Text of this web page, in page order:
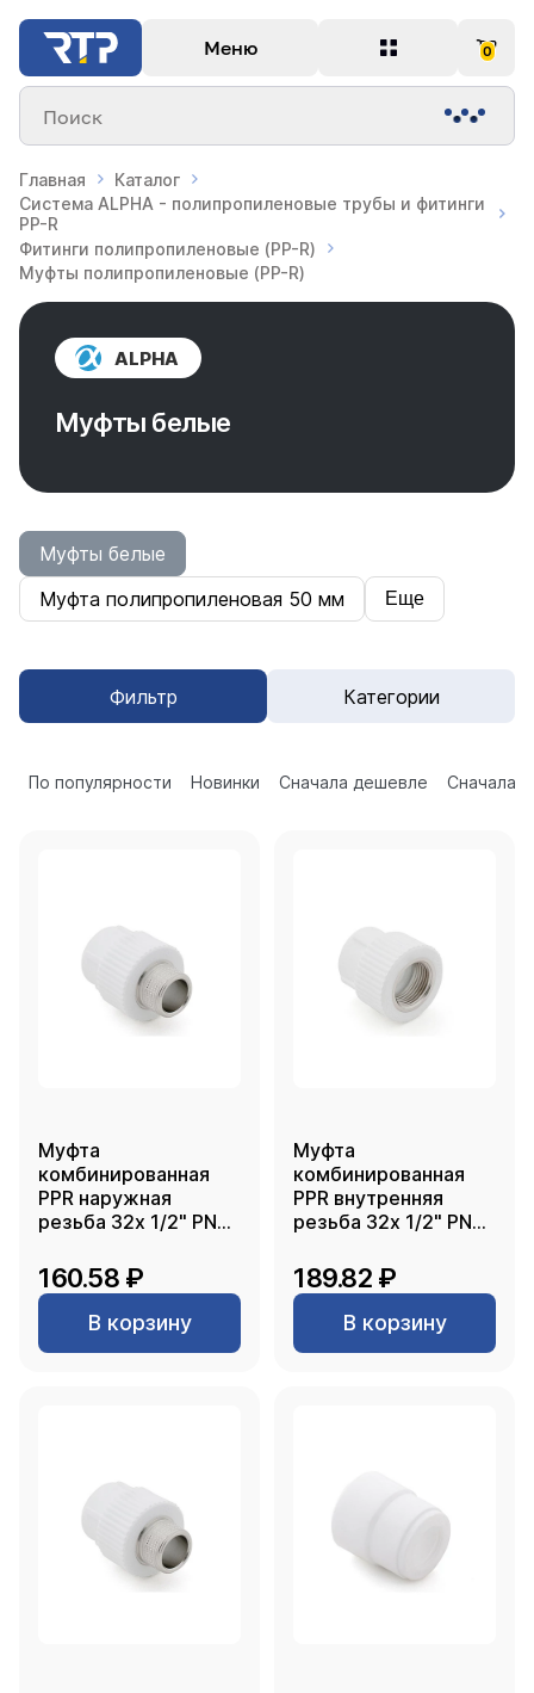
Меню 0
Поиск
Главная
Каталог
Система ALPHA - полипропиленовые трубы и фитинги
PP-R
Фитинги полипропиленовые (PP-R)
Муфты полипропиленовые (PP-R)
ALPHA
Муфты белые
Муфты белые
Муфта полипропиленовая 50 мм
Еще
Фильтр Категории
По популярности Новинки Сначала дешевле Сначала
Муфта
комбинированная
PPR наружная
резьба 32х 1/2" PN25
160.58 ₽
В корзину
Муфта
комбинированная
PPR внутренняя
резьба 32х 1/2" PN25
189.82 ₽
В корзину